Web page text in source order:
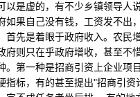
是虚的，有不少乡镇领导人
果自己没有钱，工资发不出
先是着眼于政府收入。农民
则只在乎政府增收，甚至不
第一种是招商引资上企业项
标，有的甚至提出"招商引资